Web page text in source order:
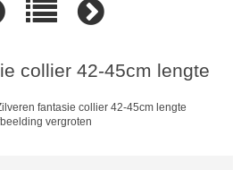
collier 42-45cm lengte
vergroten